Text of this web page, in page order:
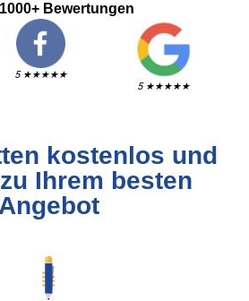
Bewertungen
5 ★★★★★
5 ★★★★★
kostenlos und
Ihrem besten
Angebot